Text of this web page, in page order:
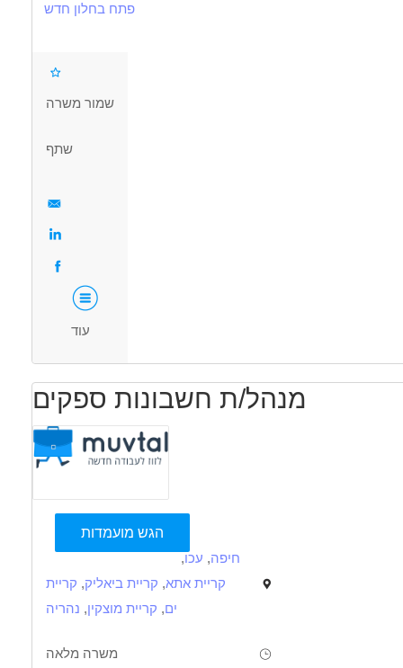
אדם אחראי ,רציני ,אמין ונאמן
עצמאי בעבודתו
תקשורת בינאישית טובה
נכונות לעבודה במשמרות
דרושים בתחום
ותעשיה - מפעיל/ת מכונות מכונות, ייצור ותעשיה - עובדי ייצור
מאפייני משרה
משרה מלאה המגזר הדתי
פתח בחלון חדש
שמור משרה
שתף
עוד
מנהל/ת חשבונות ספקים
הגש מועמדות
חיפה, עכו,
קריית אתא, קריית ביאליק, קריית
ים, קריית מוצקין, נהריה
משרה מלאה